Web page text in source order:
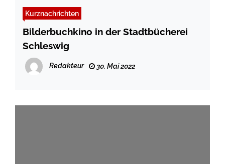
Kurznachrichten
Bilderbuchkino in der Stadtbücherei
Schleswig
Redakteur 30. Mai 2022